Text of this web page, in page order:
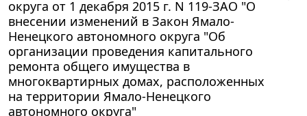
округа от 1 декабря 2015 г. N 119-ЗАО "О
внесении изменений в Закон Ямало-
Ненецкого автономного округа "Об
организации проведения капитального
ремонта общего имущества в
многоквартирных домах, расположенных
на территории Ямало-Ненецкого
автономного округа"